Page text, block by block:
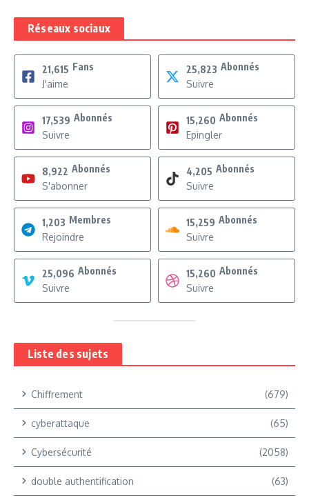
Réseaux sociaux
21,615 Fans
J'aime
25,823 Abonnés
Suivre
17,539 Abonnés
Suivre
15,260 Abonnés
Epingler
8,922 Abonnés
S'abonner
4,205 Abonnés
Suivre
1,203 Membres
Rejoindre
15,259 Abonnés
Suivre
25,096 Abonnés
Suivre
15,260 Abonnés
Suivre
Liste des sujets
Chiffrement (679)
cyberattaque (65)
Cybersécurité (2058)
double authentification (63)